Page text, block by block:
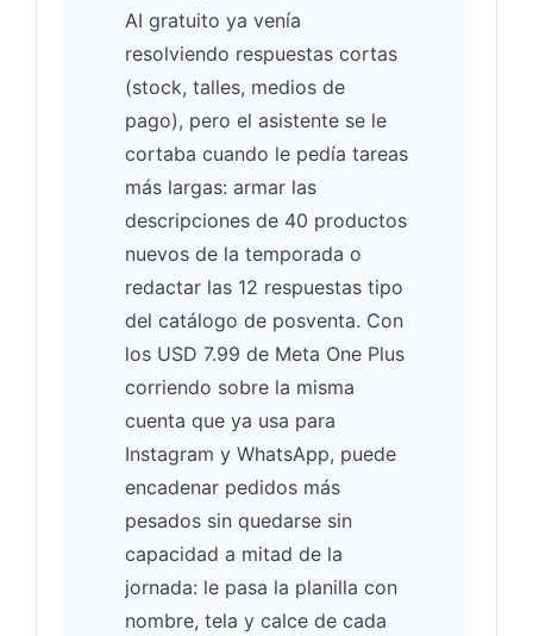
AI gratuito ya venía
resolviendo respuestas cortas
(stock, talles, medios de
pago), pero el asistente se le
cortaba cuando le pedía tareas
más largas: armar las
descripciones de 40 productos
nuevos de la temporada o
redactar las 12 respuestas tipo
del catálogo de posventa. Con
los USD 7.99 de Meta One Plus
corriendo sobre la misma
cuenta que ya usa para
Instagram y WhatsApp, puede
encadenar pedidos más
pesados sin quedarse sin
capacidad a mitad de la
jornada: le pasa la planilla con
nombre, tela y calce de cada